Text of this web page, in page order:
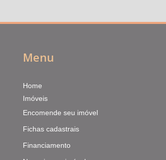
Menu
Home
Imóveis
Encomende seu imóvel
Fichas cadastrais
Financiamento